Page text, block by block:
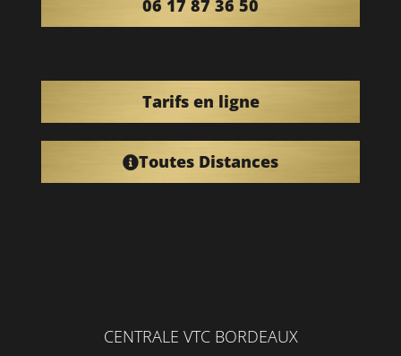
06 17 87 36 50
Tarifs en ligne
Toutes Distances
CENTRALE VTC BORDEAUX